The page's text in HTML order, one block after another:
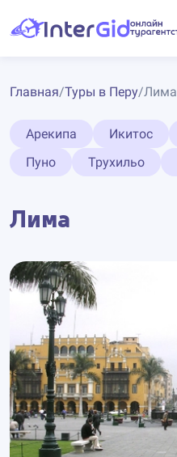
Главная/Туры в Перу/Лима
Арекипа Икитос
Пуно
Трухильо
Лима